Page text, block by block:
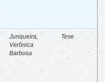
Junqueira,
Verônica
Barbosa
Tese